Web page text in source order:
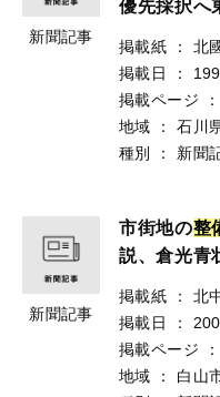
新聞記事
優先採択へ
掲載紙 ：
北
掲載日
：
掲載ページ
：
地域
：
石川
種別
： 新聞
新聞記事
市街地の整
説、倉光青
掲載紙 ：
北
掲載日
：
掲載ページ
：
地域
：
白山